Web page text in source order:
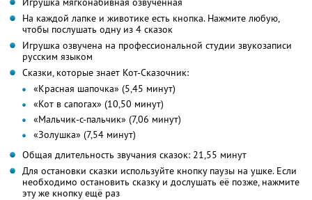
На каждой лапке и животике есть кнопка. Нажмите любую,
чтобы послушать одну из 4 сказок
Игрушка озвучена на профессиональной студии звукозаписи
русским языком
Сказки, которые знает Кот-Сказочник:
«Красная шапочка» (5,45 минут)
«Кот в сапогах» (10,50 минут)
«Мальчик-с-пальчик» (7,06 минут)
«Золушка» (7,54 минут)
Общая длительность звучания сказок: 21,55 минут
Для остановки сказки используйте кнопку паузы на ушке. Если
необходимо остановить сказку и дослушать её позже, нажмите
эту же кнопку ещё раз